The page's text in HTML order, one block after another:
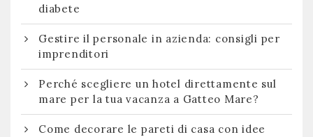
diabete
Gestire il personale in azienda: consigli per
imprenditori
Perché scegliere un hotel direttamente sul
mare per la tua vacanza a Gatteo Mare?
Come decorare le pareti di casa con idee